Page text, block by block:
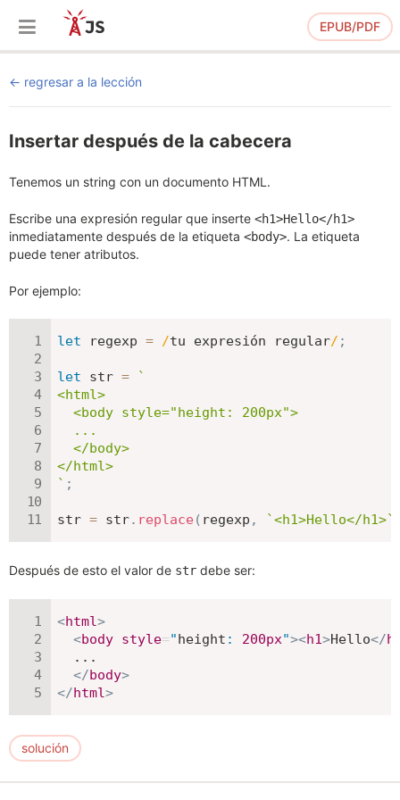
EPUB/PDF
regresar a la lección
Insertar después de la cabecera
Tenemos un string con un documento HTML.
Escribe una expresión regular que inserte <h1>Hello</h1>
inmediatamente después de la etiqueta <body>. La etiqueta
puede tener atributos.
Por ejemplo:
let regexp = /tu expresión regular/ ;
let str =
`
<html>
  <body style="height: 200px">
  ...
  </body>
` ;
str = str. replace ( regexp , `<h1>Hello</h1>`
Después de esto el valor de str debe ser:
<html>
<body style="height : 200px"><h1>Hello</
  ...
</body>
</html>
solución